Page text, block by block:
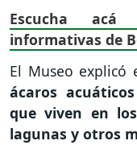
Escucha acá
informativas de
El Museo explicó
ácaros
que viven en
lagunas y otros